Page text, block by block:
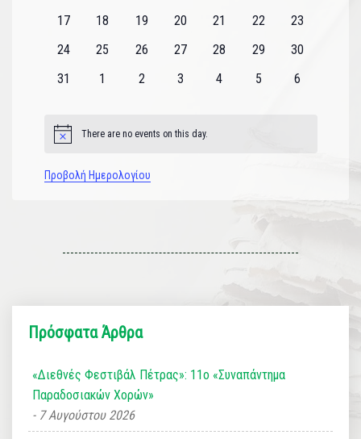
0
17
0
18
0
19
0
20
0
21
0
22
0
23
0
24
0
25
0
26
0
27
0
28
0
29
0
30
0
31
0
1
0
2
0
3
0
4
0
5
0
6
Notice There are no events on this day.
Προβολή Ημερολογίου
Πρόσφατα Άρθρα
«Διεθνές Φεστιβάλ Πέτρας»: 11ο «Συναπάντημα
Παραδοσιακών Χορών»
7 Αυγούστου 2026